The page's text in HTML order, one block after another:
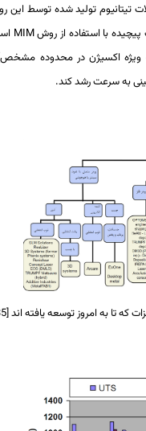
تولید شده توسط این روش
با استفاده از روشMIMاست.
اکسیژن در محدوده مشخص) با
به سرعت رشد کند.
امروز توسعه یافته اند [35].